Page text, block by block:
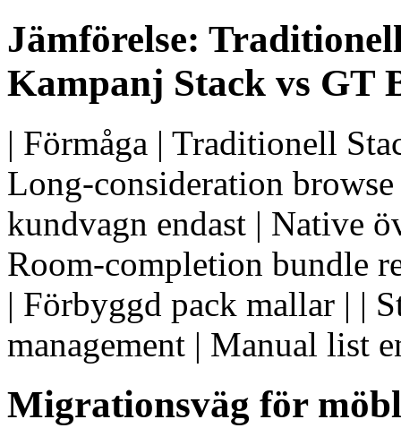
Jämförelse:
Kampanj Stack vs GT
| Förmåga | Traditionell
Long-consideration
kundvagn endast | Native
Room-completion bundle
| Förbyggd pack mallar | |
management | Manual list
Migrationsväg för